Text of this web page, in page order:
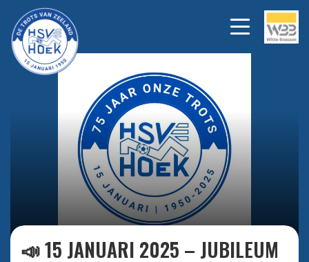
📣 15 JANUARI 2025 – JUBILEUM